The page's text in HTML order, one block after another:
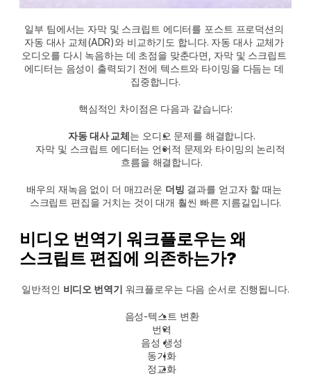
일부 팀에서는 자막 및 스크립트 에디터를 포스트 프로덕션의
자동 대사 교체(ADR)와 비교하기도 합니다. 자동 대사 교체가
오디오를 다시 녹음하는 데 초점을 맞춘다면, 자막 및 스크립트
에디터는 음성이 출력되기 전에 텍스트와 타이밍을 다듬는 데
집중합니다.
핵심적인 차이점은 다음과 같습니다:
자동 대사 교체는 오디오 문제를 해결합니다.
자막 및 스크립트 에디터는 언어적 문제와 타이밍의 논리적
흐름을 해결합니다.
배우의 재녹음 없이 더 매끄러운 더빙 결과를 얻고자 할 때는
스크립트 편집을 거치는 것이 대개 훨씬 빠른 지름길입니다.
비디오 번역기 워크플로우는 왜
스크립트 편집에 의존하는가?
일반적인 비디오 번역기 워크플로우는 다음 순서로 진행됩니다.
음성-텍스트 변환
번역
음성 생성
동기화
정교화